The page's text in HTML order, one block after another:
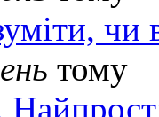
чи
тому